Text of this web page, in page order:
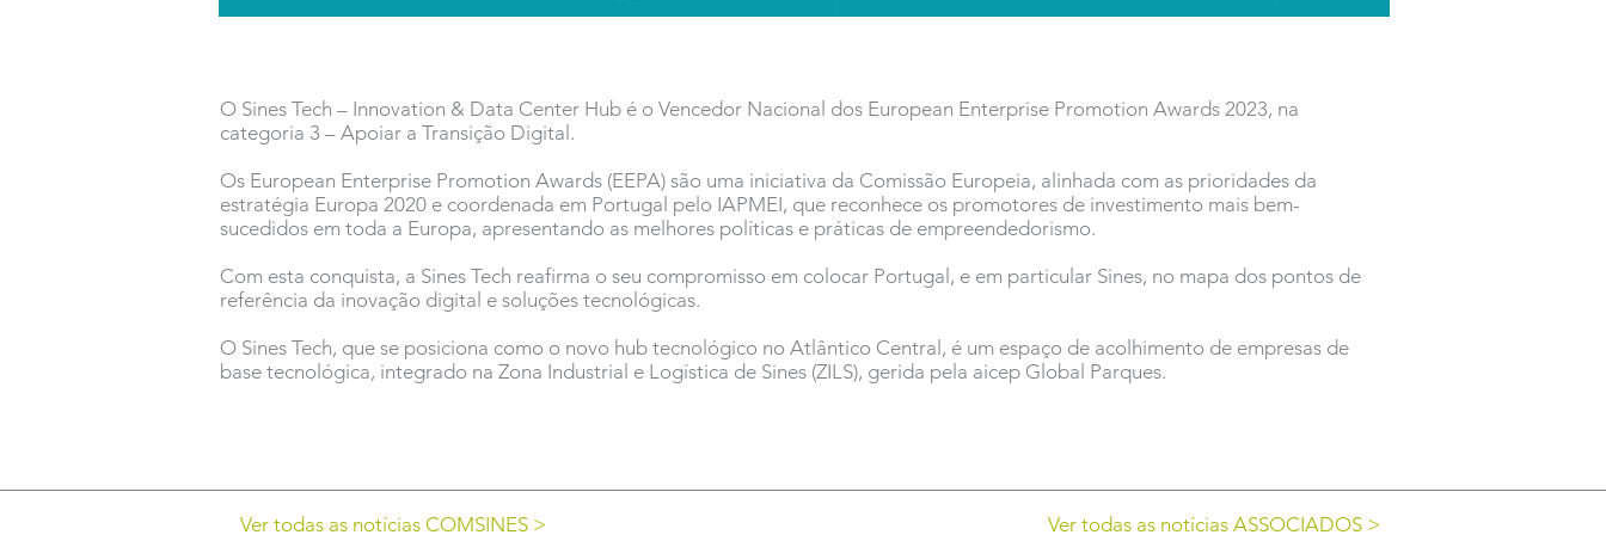
O Sines Tech – Innovation & Data Center Hub é o Vencedor Nacional dos European Enterprise Promotion Awards 2023, na
categoria 3 – Apoiar a Transição Digital.
Os European Enterprise Promotion Awards (EEPA) são uma iniciativa da Comissão Europeia, alinhada com as prioridades da
estratégia Europa 2020 e coordenada em Portugal pelo IAPMEI, que reconhece os promotores de investimento mais bem-
sucedidos em toda a Europa, apresentando as melhores políticas e práticas de empreendedorismo.
Com esta conquista, a Sines Tech reafirma o seu compromisso em colocar Portugal, e em particular Sines, no mapa dos pontos de
referência da inovação digital e soluções tecnológicas.
O Sines Tech, que se posiciona como o novo hub tecnológico no Atlântico Central, é um espaço de acolhimento de empresas de
base tecnológica, integrado na Zona Industrial e Logística de Sines (ZILS), gerida pela aicep Global Parques.
Ver todas as notícias COMSINES > Ver todas as notícias ASSOCIADOS >